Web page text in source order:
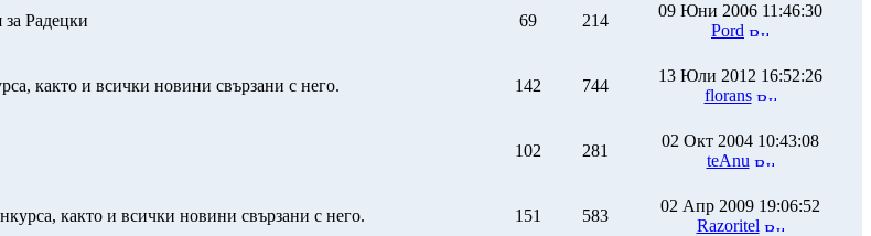
Радецки
69 214
09 Юни 2006 11:46:30
Pord
както и всички новини свързани с него.
142 744
13 Юли 2012 16:52:26
florans
102 281
02 Окт 2004 10:43:08
teAnu
както и всички новини свързани с него.
151 583
02 Апр 2009 19:06:52
Razoritel